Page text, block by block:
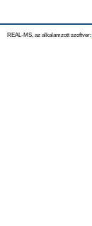
REAL-MS, az alkalamzott szoftver: